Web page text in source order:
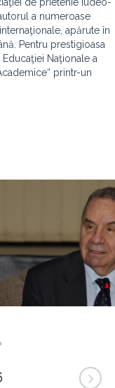
a numeroase
apărute în
Pentru prestigioasa
Naţionale a
printr-un